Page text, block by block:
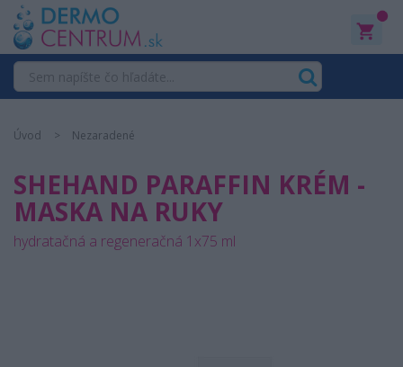
Úvod Nezaradené
SHEHAND PARAFFIN KRÉM -
MASKA NA RUKY
hydratačná a regeneračná 1x75 ml